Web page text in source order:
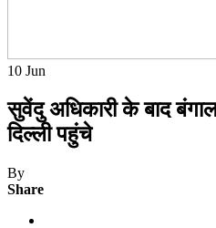
10 Jun
सुवेंदु अधिकारी के बाद
दिल्ली पहुंचे
By
Share